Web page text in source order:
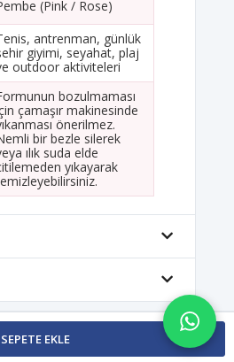
SEPETE EKLE
(Pink / Rose)
antrenman, günlük
giyimi, seyahat, plaj
outdoor aktiviteleri
bozulmaması
çamaşır makinesinde
önerilmez.
bir bezle silerek
ılık suda elde
yıkayarak